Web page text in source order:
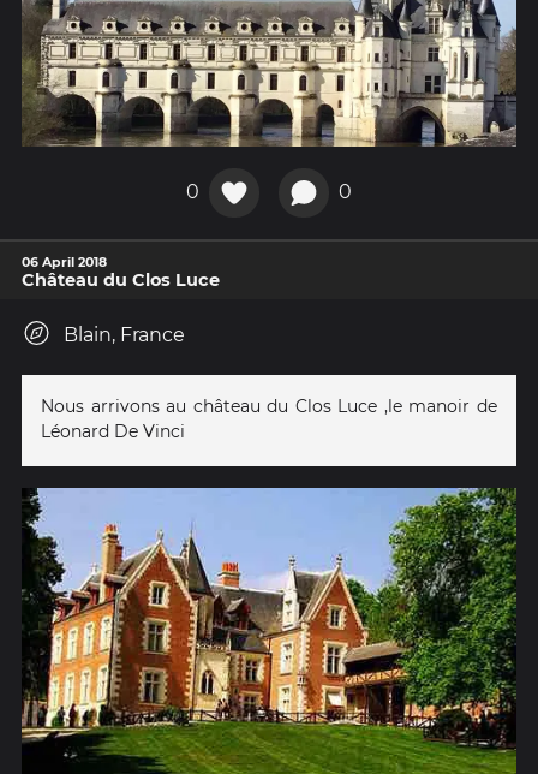
0 0
06 April 2018
Château du Clos Luce
Blain, France
Nous arrivons au château du Clos Luce ,le manoir de
Léonard De Vinci